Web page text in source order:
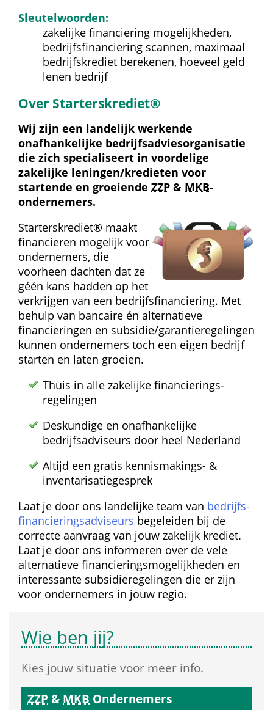
Sleutelwoorden:
zakelijke financiering mogelijkheden,
bedrijfsfinanciering scannen, maximaal
bedrijfskrediet berekenen, hoeveel geld
lenen bedrijf
Over Starterskrediet®
Wij zijn een landelijk werkende
onafhankelijke bedrijfs­advies­organisatie
die zich specialiseert in voordelige
zakelijke leningen/kredieten voor
startende en groeiende ZZP & MKB-
ondernemers.
Starterskrediet® maakt
financieren mogelijk voor
ondernemers, die
voorheen dachten dat ze
géén kans hadden op het
verkrijgen van een bedrijfs­financiering. Met
behulp van bancaire én alternatieve
financieringen en subsidie/garantie­regelingen
kunnen ondernemers toch een eigen bedrijf
starten en laten groeien.
Thuis in alle zakelijke financierings­
regelingen
Deskundige en onafhankelijke
bedrijfsadviseurs door heel Nederland
Altijd een gratis kennismakings- &
inventarisatie­gesprek
Laat je door ons landelijke team van bedrijfs­
financierings­adviseurs begeleiden bij de
correcte aanvraag van jouw zakelijk krediet.
Laat je door ons informeren over de vele
alternatieve financierings­mogelijkheden en
interessante subsidie­regelingen die er zijn
voor ondernemers in jouw regio.
Wie ben jij?
Kies jouw situatie voor meer info.
ZZP & MKB Ondernemers